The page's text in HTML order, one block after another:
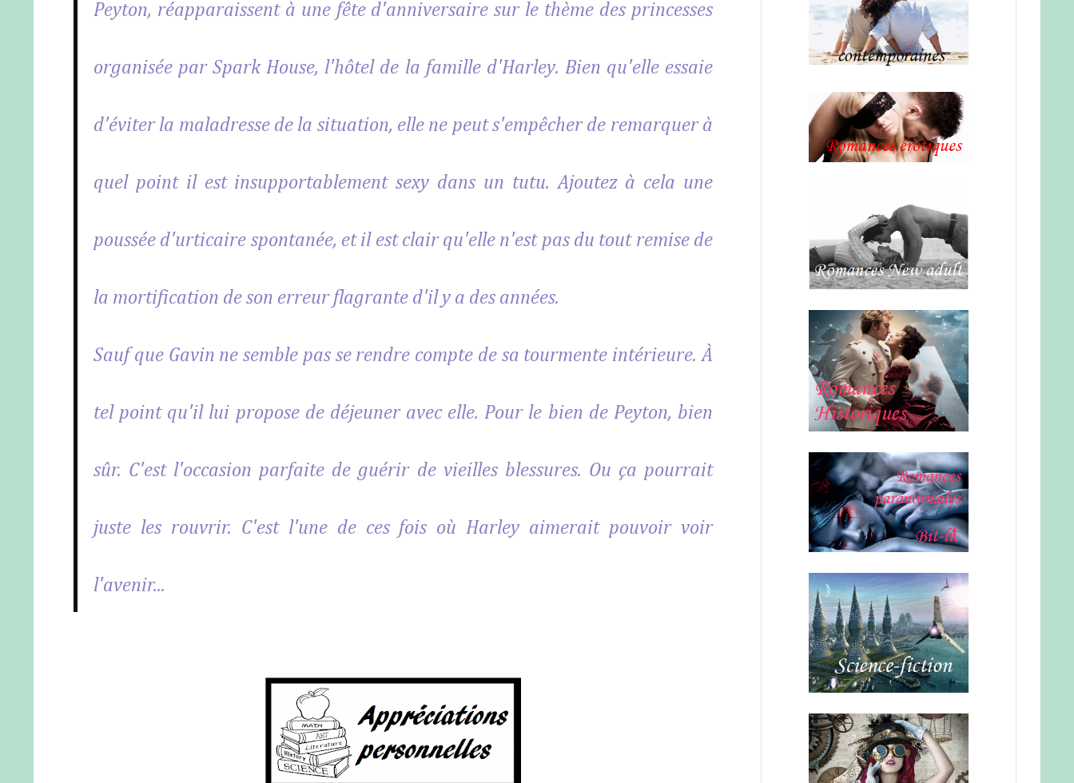
Peyton, réapparaissent à une fête d'anniversaire sur le thème des princesses
organisée par Spark House, l'hôtel de la famille d'Harley. Bien qu'elle essaie
d'éviter la maladresse de la situation, elle ne peut s'empêcher de remarquer à
quel point il est insupportablement sexy dans un tutu. Ajoutez à cela une
poussée d'urticaire spontanée, et il est clair qu'elle n'est pas du tout remise de
la mortification de son erreur flagrante d'il y a des années.
Sauf que Gavin ne semble pas se rendre compte de sa tourmente intérieure. À
tel point qu'il lui propose de déjeuner avec elle. Pour le bien de Peyton, bien
sûr. C'est l'occasion parfaite de guérir de vieilles blessures. Ou ça pourrait
juste les rouvrir. C'est l'une de ces fois où Harley aimerait pouvoir voir
l'avenir...